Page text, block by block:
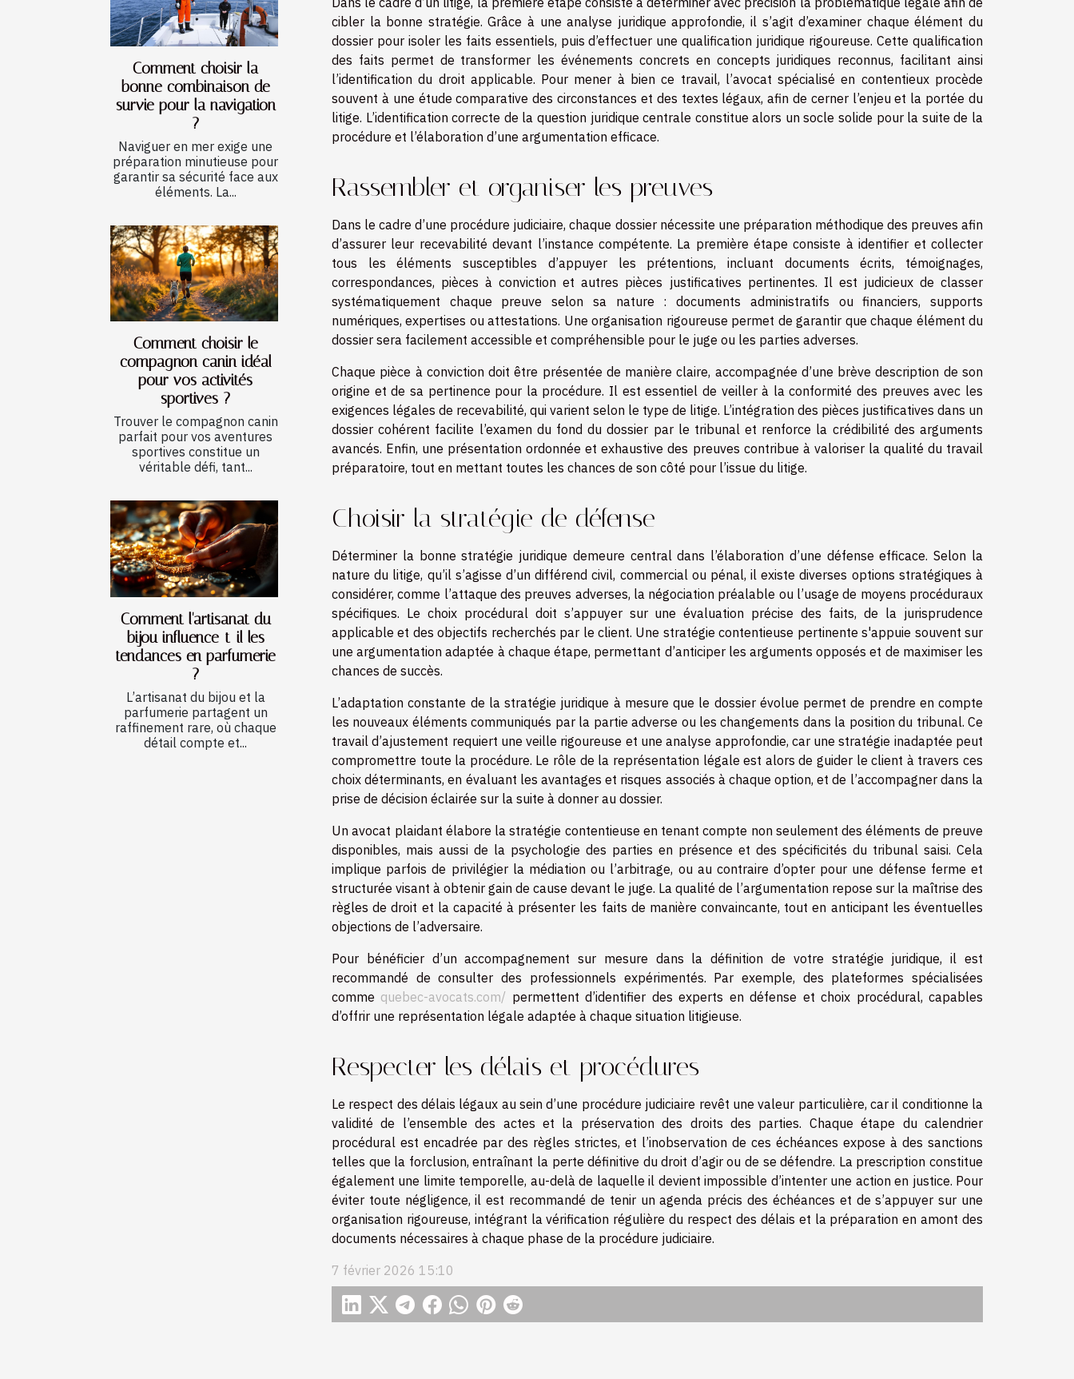
Comment choisir la
bonne combinaison de
survie pour la navigation
?
Naviguer en mer exige une
préparation minutieuse pour
garantir sa sécurité face aux
éléments. La...
Comment choisir le
compagnon canin idéal
pour vos activités
sportives ?
Trouver le compagnon canin
parfait pour vos aventures
sportives constitue un
véritable défi, tant...
Comment l'artisanat du
bijou influence-t-il les
tendances en parfumerie
?
L’artisanat du bijou et la
parfumerie partagent un
raffinement rare, où chaque
détail compte et...
cibler la bonne stratégie. Grâce à une analyse juridique approfondie, il s’agit d’examiner chaque élément du
dossier pour isoler les faits essentiels, puis d’effectuer une qualification juridique rigoureuse. Cette qualification
des faits permet de transformer les événements concrets en concepts juridiques reconnus, facilitant ainsi
l’identification du droit applicable. Pour mener à bien ce travail, l’avocat spécialisé en contentieux procède
souvent à une étude comparative des circonstances et des textes légaux, afin de cerner l’enjeu et la portée du
litige. L’identification correcte de la question juridique centrale constitue alors un socle solide pour la suite de la
procédure et l’élaboration d’une argumentation efficace.
Rassembler et organiser les preuves
Dans le cadre d’une procédure judiciaire, chaque dossier nécessite une préparation méthodique des preuves afin
d’assurer leur recevabilité devant l’instance compétente. La première étape consiste à identifier et collecter
tous les éléments susceptibles d’appuyer les prétentions, incluant documents écrits, témoignages,
correspondances, pièces à conviction et autres pièces justificatives pertinentes. Il est judicieux de classer
systématiquement chaque preuve selon sa nature : documents administratifs ou financiers, supports
numériques, expertises ou attestations. Une organisation rigoureuse permet de garantir que chaque élément du
dossier sera facilement accessible et compréhensible pour le juge ou les parties adverses.
Chaque pièce à conviction doit être présentée de manière claire, accompagnée d’une brève description de son
origine et de sa pertinence pour la procédure. Il est essentiel de veiller à la conformité des preuves avec les
exigences légales de recevabilité, qui varient selon le type de litige. L’intégration des pièces justificatives dans un
dossier cohérent facilite l’examen du fond du dossier par le tribunal et renforce la crédibilité des arguments
avancés. Enfin, une présentation ordonnée et exhaustive des preuves contribue à valoriser la qualité du travail
préparatoire, tout en mettant toutes les chances de son côté pour l’issue du litige.
Choisir la stratégie de défense
Déterminer la bonne stratégie juridique demeure central dans l’élaboration d’une défense efficace. Selon la
nature du litige, qu’il s’agisse d’un différend civil, commercial ou pénal, il existe diverses options stratégiques à
considérer, comme l’attaque des preuves adverses, la négociation préalable ou l’usage de moyens procéduraux
spécifiques. Le choix procédural doit s’appuyer sur une évaluation précise des faits, de la jurisprudence
applicable et des objectifs recherchés par le client. Une stratégie contentieuse pertinente s'appuie souvent sur
une argumentation adaptée à chaque étape, permettant d’anticiper les arguments opposés et de maximiser les
chances de succès.
L’adaptation constante de la stratégie juridique à mesure que le dossier évolue permet de prendre en compte
les nouveaux éléments communiqués par la partie adverse ou les changements dans la position du tribunal. Ce
travail d’ajustement requiert une veille rigoureuse et une analyse approfondie, car une stratégie inadaptée peut
compromettre toute la procédure. Le rôle de la représentation légale est alors de guider le client à travers ces
choix déterminants, en évaluant les avantages et risques associés à chaque option, et de l’accompagner dans la
prise de décision éclairée sur la suite à donner au dossier.
Un avocat plaidant élabore la stratégie contentieuse en tenant compte non seulement des éléments de preuve
disponibles, mais aussi de la psychologie des parties en présence et des spécificités du tribunal saisi. Cela
implique parfois de privilégier la médiation ou l’arbitrage, ou au contraire d’opter pour une défense ferme et
structurée visant à obtenir gain de cause devant le juge. La qualité de l’argumentation repose sur la maîtrise des
règles de droit et la capacité à présenter les faits de manière convaincante, tout en anticipant les éventuelles
objections de l’adversaire.
Pour bénéficier d’un accompagnement sur mesure dans la définition de votre stratégie juridique, il est
recommandé de consulter des professionnels expérimentés. Par exemple, des plateformes spécialisées
comme quebec-avocats.com/ permettent d’identifier des experts en défense et choix procédural, capables
d’offrir une représentation légale adaptée à chaque situation litigieuse.
Respecter les délais et procédures
Le respect des délais légaux au sein d’une procédure judiciaire revêt une valeur particulière, car il conditionne la
validité de l’ensemble des actes et la préservation des droits des parties. Chaque étape du calendrier
procédural est encadrée par des règles strictes, et l’inobservation de ces échéances expose à des sanctions
telles que la forclusion, entraînant la perte définitive du droit d’agir ou de se défendre. La prescription constitue
également une limite temporelle, au-delà de laquelle il devient impossible d’intenter une action en justice. Pour
éviter toute négligence, il est recommandé de tenir un agenda précis des échéances et de s’appuyer sur une
organisation rigoureuse, intégrant la vérification régulière du respect des délais et la préparation en amont des
documents nécessaires à chaque phase de la procédure judiciaire.
7 février 2026 15:10